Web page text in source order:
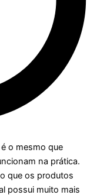
o mesmo que
na prática.
que os produtos
possui muito mais